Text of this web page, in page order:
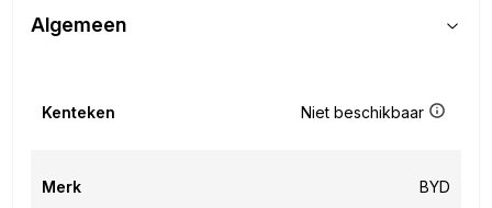
Algemeen
Kenteken Niet beschikbaar
Merk BYD